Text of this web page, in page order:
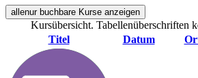
allenur buchbare Kurse anzeigen
Kursübersicht. Tabellenüberschriften
Titel
Datum